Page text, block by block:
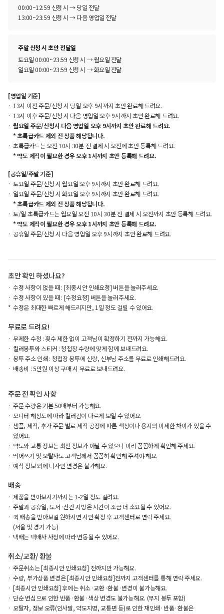
00:00~12:59 신청 시 → 당일 전달
13:00~23:59 신청 시 → 다음 영업일 전달
주말 신청 시 초안 전달일
토요일 00:00~23:59 신청 시 → 월요일 전달
일요일 00:00~23:59 신청 시 → 화요일 전달
[영업일 기준]
13시 이전 주문/신청 시 당일 오후 9시까지 초안 완료해 드려요.
13시 이후 주문/신청 시 다음 영업일 오후 9시까지 초안 완료해 드려요.
월요일 주문/신청시 다음 영업일 오후 9시까지 초안 완료해 드려요.
* 초특급카드 제외 전 상품 해당됩니다.
초특급카드는 오전 10시 30분 전 결제 시 오전에 초안 등록해 드려요.
* 약도 제작이 필요한 경우 오후 1시까지 초안 등록해 드려요.
[공휴일/주말 기준]
토요일 주문/신청 시 월요일 오후 9시까지 초안 완료해 드려요.
일요일 주문/신청 시 화요일 오후 9시까지 초안 완료해 드려요.
* 초특급카드 제외 전 상품 해당됩니다.
토/일 초특급카드는 월요일 오전 10시 30분 전 결제 시 오전까지 초안 등록해 드려요.
* 약도 제작이 필요한 경우 오후 1시까지 초안 등록해 드려요.
공휴일 주문/신청 시 다음 영업일 오후 9시까지 초안 완료해 드려요.
초안 확인 하셨나요?
수정 사항이 없을 때 : [최종시안 인쇄요청] 버튼을 눌러주세요.
수정 사항이 있을 때 : [수정요청] 버튼을 눌러주세요.
수정은 최대한 빠르게 해드리지만, 1일 정도 걸릴 수 있어요.
무료로 드려요!
무제한 수정 : 횟수 제한 없이 고객님이 확정하기 전까지 가능해요.
컬러봉투와 스티커 : 청첩장 수량에 맞게 함께 보내드려요.
봉투 주소 인쇄 : 청첩장 봉투에 신랑, 신부님 주소를 무료로 인쇄해드려요.
배송비 : 5만원 이상 구매 시 무료로 보내드려요.
주문 전 확인 사항
주문 수량은 기본 50매부터 가능해요.
모니터 해상도에 따라 컬러감이 다르게 보일 수 있어요.
샘플, 제작, 추가 주문 별로 제작 공정에 따른 색상이나 용지의 미세한 차이가 있을 수
있어요.
약도와 교통 정보는 최신 정보가 아닐 수 있으니 미리 꼼꼼하게 확인해 주세요.
띄어쓰기 및 오탈자도 고객님께서 꼼꼼히 확인해 주셔야 해요.
예식 정보 외에 디자인 변경은 불가해요.
배송
제품을 받아보시기까지는 1-2일 정도 걸려요.
주말과 공휴일, 도서·산간 지방은 시간이 조금 더 소요될 수 있어요.
퀵 배송을 받아보길 원하시면 시안 확정 후 고객센터로 연락 주세요.
(서울 및 경기 가능)
택배는 택배사 사정에 따라 변동될 수 있어요.
취소/교환/ 환불
주문취소는 [최종시안 인쇄요청] 전까지만 가능해요.
수량, 부가상품 변경은 [최종시안 인쇄요청]전까지 고객센터를 통해 연락 주세요.
[최종시안 인쇄요청] 후에는 취소·교환·환불·변경이 불가능해요.
단순 변심으로 인한 반품·환불·색상 변경도 불가능해요. (무지 봉투 포함)
오탈자, 정보 오류(인사말, 약도지명, 교통편 등)로 인한 재인쇄·반품·환불은